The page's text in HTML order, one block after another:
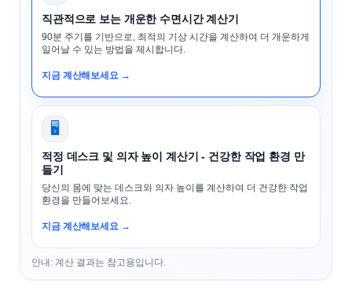
직관적으로 보는 개운한 수면시간 계산기
90분 주기를 기반으로, 최적의 기상 시간을 계산하여 더 개운하게
일어날 수 있는 방법을 제시합니다.
지금 계산해보세요 →
🖥️
적정 데스크 및 의자 높이 계산기 - 건강한 작업 환경 만
들기
당신의 몸에 맞는 데스크와 의자 높이를 계산하여 더 건강한 작업
환경을 만들어보세요.
지금 계산해보세요 →
안내: 계산 결과는 참고용입니다.